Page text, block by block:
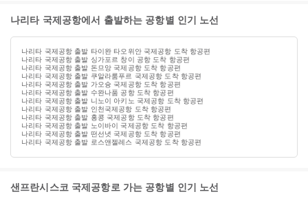
나리타 국제공항에서 출발하는 공항별 인기 노선
나리타 국제공항 출발 타이완 타오위안 국제공항 도착 항공편
나리타 국제공항 출발 싱가포르 창이 공항 도착 항공편
나리타 국제공항 출발 돈므앙 국제공항 도착 항공편
나리타 국제공항 출발 쿠알라룸푸르 국제공항 도착 항공편
나리타 국제공항 출발 가오슝 국제공항 도착 항공편
나리타 국제공항 출발 수완나품 공항 도착 항공편
나리타 국제공항 출발 니노이 아키노 국제공항 도착 항공편
나리타 국제공항 출발 인천국제공항 도착 항공편
나리타 국제공항 출발 홍콩 국제공항 도착 항공편
나리타 국제공항 출발 노이바이 국제공항 도착 항공편
나리타 국제공항 출발 떤선녓 국제공항 도착 항공편
나리타 국제공항 출발 로스앤젤레스 국제공항 도착 항공편
샌프란시스코 국제공항로 가는 공항별 인기 노선